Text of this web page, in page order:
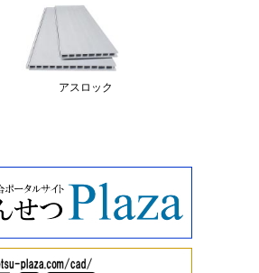
アスロック